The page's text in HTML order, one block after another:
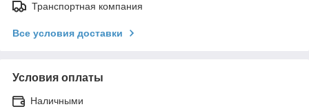
Транспортная компания
Все условия доставки
Условия оплаты
Наличными